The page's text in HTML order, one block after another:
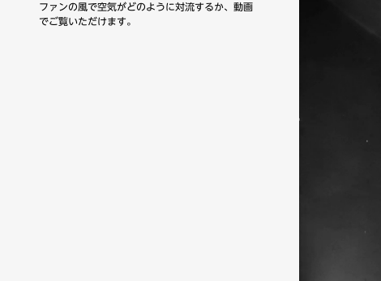
ファンの風で空気がどのように対流するか、動画
でご覧いただけます。